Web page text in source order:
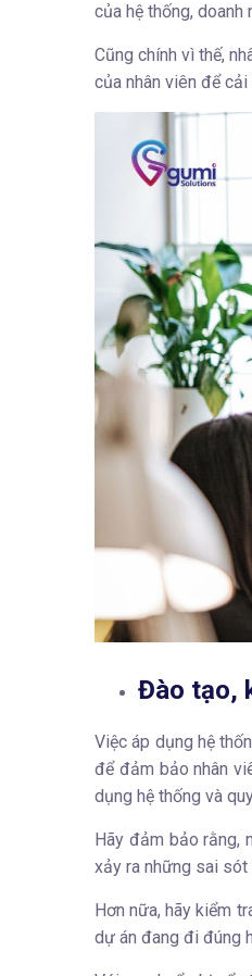
của hệ thống,
Cũng chính vì thế,
của nhân viên để cải
Đào tạo,
Việc áp dụng hệ
để đảm bảo nhân
dụng hệ thống và
Hãy đảm bảo rằng,
xảy ra những sai sót
Hơn nữa, hãy kiểm
dự án đang đi đúng